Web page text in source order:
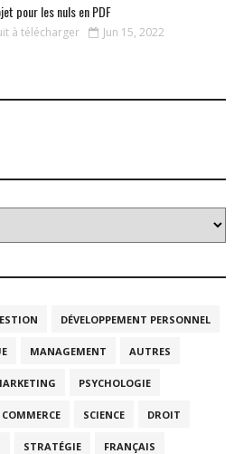
pour les nuls en PDF
à télécharger Jun 15, 2022
DÉVELOPPEMENT PERSONNEL
MANAGEMENT AUTRES
PSYCHOLOGIE
COMMERCE SCIENCE DROIT
STRATÉGIE FRANÇAIS